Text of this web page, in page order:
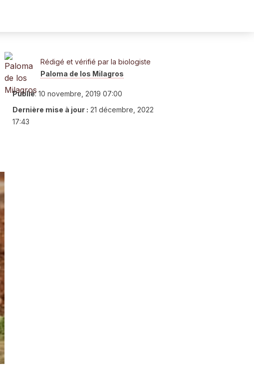
Rédigé et vérifié par la biologiste
Paloma de los Milagros
Publié: 10 novembre, 2019 07:00
Dernière mise à jour : 21 décembre, 2022
17:43